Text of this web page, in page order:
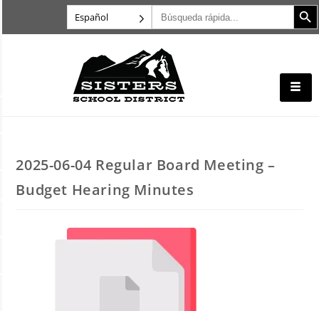
Español Buscar: Botón
2025-06-04 Regular Board Meeting –
Budget Hearing Minutes